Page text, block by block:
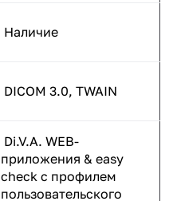
Наличие
DICOM 3.0, TWAIN
Di.V.A. WEB-
приложения & easy
check с профилем
пользовательского